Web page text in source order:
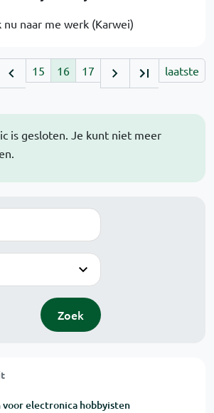
is gesloten. Je kunt niet meer
Zoek
voor electronica hobbyisten
nu naar me werk (Karwei)
15 16 17 laatste